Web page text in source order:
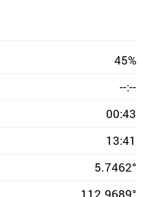
45%
--:--
00:43
13:41
5.7462°